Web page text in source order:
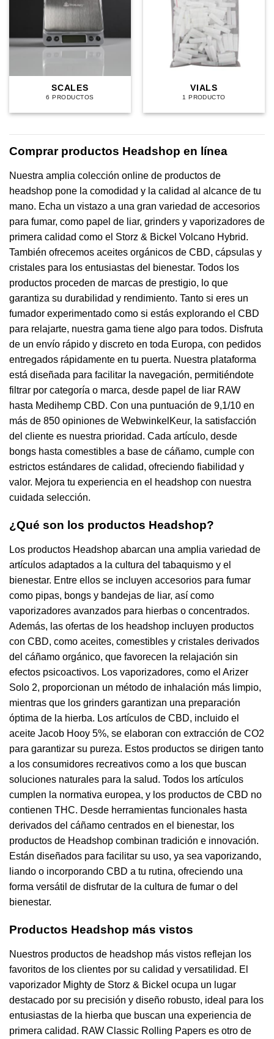
SCALES
6 PRODUCTOS
VIALS
1 PRODUCTO
Comprar productos Headshop en línea
Nuestra amplia colección online de productos de
headshop pone la comodidad y la calidad al alcance de tu
mano. Echa un vistazo a una gran variedad de accesorios
para fumar, como papel de liar, grinders y vaporizadores de
primera calidad como el Storz & Bickel Volcano Hybrid.
También ofrecemos aceites orgánicos de CBD, cápsulas y
cristales para los entusiastas del bienestar. Todos los
productos proceden de marcas de prestigio, lo que
garantiza su durabilidad y rendimiento. Tanto si eres un
fumador experimentado como si estás explorando el CBD
para relajarte, nuestra gama tiene algo para todos. Disfruta
de un envío rápido y discreto en toda Europa, con pedidos
entregados rápidamente en tu puerta. Nuestra plataforma
está diseñada para facilitar la navegación, permitiéndote
filtrar por categoría o marca, desde papel de liar RAW
hasta Medihemp CBD. Con una puntuación de 9,1/10 en
más de 850 opiniones de WebwinkelKeur, la satisfacción
del cliente es nuestra prioridad. Cada artículo, desde
bongs hasta comestibles a base de cáñamo, cumple con
estrictos estándares de calidad, ofreciendo fiabilidad y
valor. Mejora tu experiencia en el headshop con nuestra
cuidada selección.
¿Qué son los productos Headshop?
Los productos Headshop abarcan una amplia variedad de
artículos adaptados a la cultura del tabaquismo y el
bienestar. Entre ellos se incluyen accesorios para fumar
como pipas, bongs y bandejas de liar, así como
vaporizadores avanzados para hierbas o concentrados.
Además, las ofertas de los headshop incluyen productos
con CBD, como aceites, comestibles y cristales derivados
del cáñamo orgánico, que favorecen la relajación sin
efectos psicoactivos. Los vaporizadores, como el Arizer
Solo 2, proporcionan un método de inhalación más limpio,
mientras que los grinders garantizan una preparación
óptima de la hierba. Los artículos de CBD, incluido el
aceite Jacob Hooy 5%, se elaboran con extracción de CO2
para garantizar su pureza. Estos productos se dirigen tanto
a los consumidores recreativos como a los que buscan
soluciones naturales para la salud. Todos los artículos
cumplen la normativa europea, y los productos de CBD no
contienen THC. Desde herramientas funcionales hasta
derivados del cáñamo centrados en el bienestar, los
productos de Headshop combinan tradición e innovación.
Están diseñados para facilitar su uso, ya sea vaporizando,
liando o incorporando CBD a tu rutina, ofreciendo una
forma versátil de disfrutar de la cultura de fumar o del
bienestar.
Productos Headshop más vistos
Nuestros productos de headshop más vistos reflejan los
favoritos de los clientes por su calidad y versatilidad. El
vaporizador Mighty de Storz & Bickel ocupa un lugar
destacado por su precisión y diseño robusto, ideal para los
entusiastas de la hierba que buscan una experiencia de
primera calidad. RAW Classic Rolling Papers es otro de